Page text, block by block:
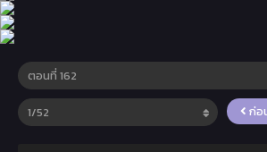
ก่อ